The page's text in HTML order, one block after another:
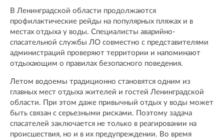
В Ленинградской области продолжаются
профилактические рейды на популярных пляжах и в
местах отдыха у воды. Специалисты аварийно-
спасательной службы ЛО совместно с представителями
администраций проверяют территории и напоминают
отдыхающим о правилах безопасного поведения.
Летом водоемы традиционно становятся одним из
главных мест отдыха жителей и гостей Ленинградской
области. При этом даже привычный отдых у воды может
быть связан с серьезными рисками. Поэтому задача
спасателей заключается не только в реагировании на
происшествия, но и в их предупреждении. Во время